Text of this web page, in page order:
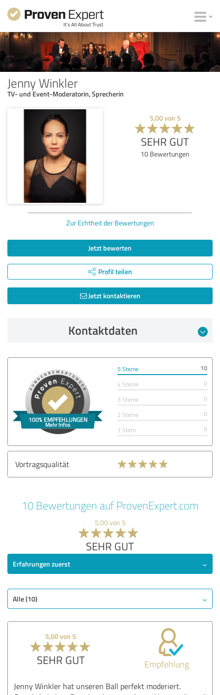
Jenny Winkler
TV- und Event-Moderatorin, Sprecherin
5,00von 5
SEHR GUT
10 Bewertungen
Zur Echtheit der Bewertungen
Jetzt bewerten
Profil teilen
Jetzt kontaktieren
Kontaktdaten
5 Sterne
10
4 Sterne
0
3 Sterne
0
2 Sterne
0
1 Stern
0
Vortragsqualität
10 Bewertungen auf ProvenExpert.com
5,00 von 5
SEHR GUT
Erfahrungen zuerst
Alle (10)
5,00 von 5
SEHR GUT Empfehlung
Jenny Winkler hat unseren Ball perfekt moderiert.